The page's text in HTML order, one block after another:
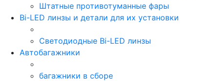
Штатные противотуманные фары
Bi-LED линзы и детали для их установки
Светодиодные Bi-LED линзы
Автобагажники
багажники в сборе